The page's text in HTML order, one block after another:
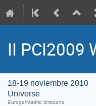
II PCI2009
18-19 noviembre 2010
Universe
Europe/Madrid timezone